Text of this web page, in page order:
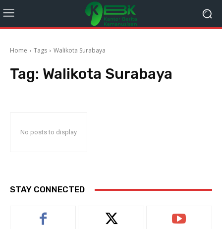
Home Tags Walikota Surabaya
Tag: Walikota Surabaya
No posts to display
STAY CONNECTED